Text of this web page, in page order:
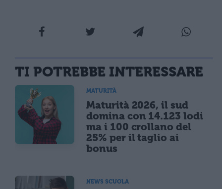
TI POTREBBE INTERESSARE
MATURITÀ
Maturità 2026, il sud
domina con 14.123 lodi
ma i 100 crollano del
25% per il taglio ai
bonus
NEWS SCUOLA